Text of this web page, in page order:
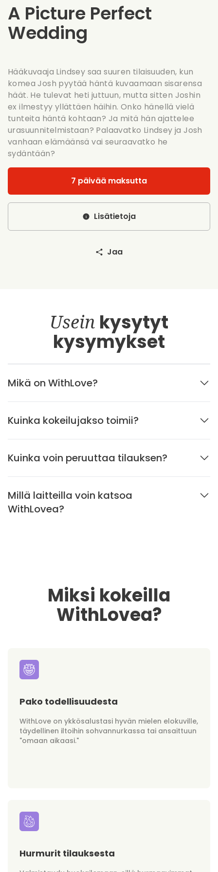
A Picture Perfect
Wedding
Hääkuvaaja Lindsey saa suuren tilaisuuden, kun
komea Josh pyytää häntä kuvaamaan sisarensa
häät. He tulevat heti juttuun, mutta sitten Joshin
ex ilmestyy yllättäen häihin. Onko hänellä vielä
tunteita häntä kohtaan? Ja mitä hän ajattelee
urasuunnitelmistaan? Palaavatko Lindsey ja Josh
vanhaan elämäänsä vai seuraavatko he
sydäntään?
7 päivää maksutta
Lisätietoja
Jaa
Usein kysytyt
kysymykset
Mikä on WithLove?
Kuinka kokeilujakso toimii?
Kuinka voin peruuttaa tilauksen?
Millä laitteilla voin katsoa
WithLovea?
Miksi kokeilla
WithLovea?
Pako todellisuudesta
WithLove on ykkösalustasi hyvän mielen elokuville,
täydellinen iltoihin sohvannurkassa tai ansaittuun
"omaan aikaasi."
Hurmurit tilauksesta